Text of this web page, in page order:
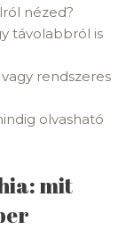
nézed?
távolabbról is
rendszeres
olvasható
mit